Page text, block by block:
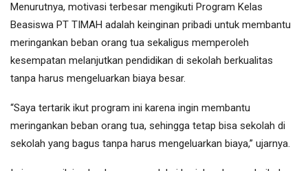
Menurutnya, motivasi terbesar mengikuti Program Kelas
Beasiswa PT TIMAH adalah keinginan pribadi untuk membantu
meringankan beban orang tua sekaligus memperoleh
kesempatan melanjutkan pendidikan di sekolah berkualitas
tanpa harus mengeluarkan biaya besar.
“Saya tertarik ikut program ini karena ingin membantu
meringankan beban orang tua, sehingga tetap bisa sekolah di
sekolah yang bagus tanpa harus mengeluarkan biaya,” ujarnya.